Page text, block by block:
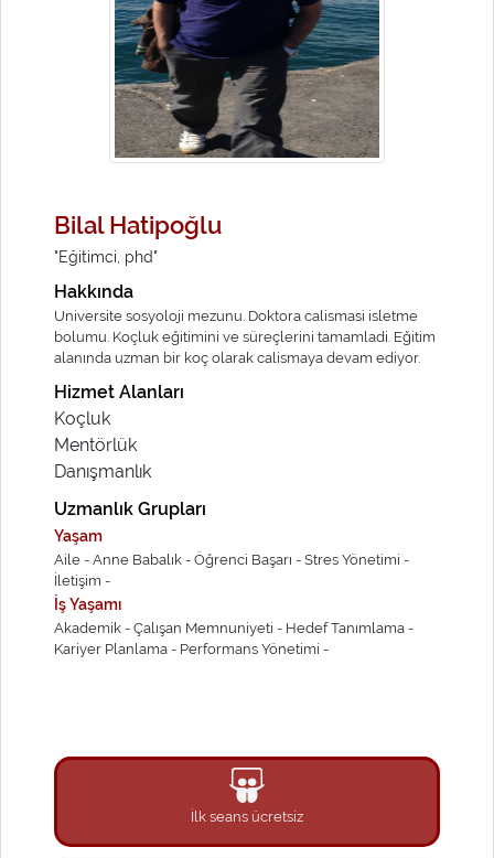
Bilal Hatipoğlu
"Eğitimci, phd"
Hakkında
Universite sosyoloji mezunu. Doktora calismasi isletme
bolumu. Koçluk eğitimini ve süreçlerini tamamladi. Eğitim
alanında uzman bir koç olarak calismaya devam ediyor.
Hizmet Alanları
Koçluk
Mentörlük
Danışmanlık
Uzmanlık Grupları
Yaşam
Aile - Anne Babalık - Öğrenci Başarı - Stres Yönetimi -
İletişim -
İş Yaşamı
Akademik - Çalışan Memnuniyeti - Hedef Tanımlama -
Kariyer Planlama - Performans Yönetimi -
İlk seans ücretsiz